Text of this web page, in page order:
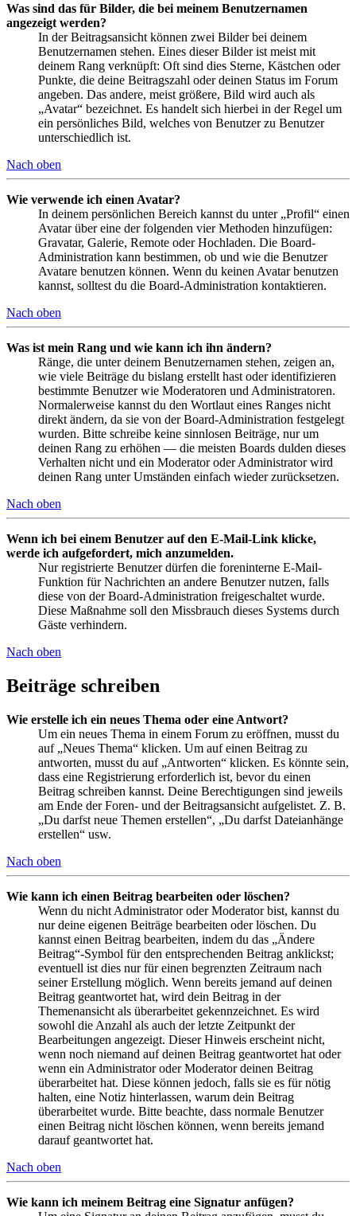
Was sind das für Bilder, die bei meinem Benutzernamen
angezeigt werden?
In der Beitragsansicht können zwei Bilder bei deinem
Benutzernamen stehen. Eines dieser Bilder ist meist mit
deinem Rang verknüpft: Oft sind dies Sterne, Kästchen oder
Punkte, die deine Beitragszahl oder deinen Status im Forum
angeben. Das andere, meist größere, Bild wird auch als
„Avatar“ bezeichnet. Es handelt sich hierbei in der Regel um
ein persönliches Bild, welches von Benutzer zu Benutzer
unterschiedlich ist.
Nach oben
Wie verwende ich einen Avatar?
In deinem persönlichen Bereich kannst du unter „Profil“ einen
Avatar über eine der folgenden vier Methoden hinzufügen:
Gravatar, Galerie, Remote oder Hochladen. Die Board-
Administration kann bestimmen, ob und wie die Benutzer
Avatare benutzen können. Wenn du keinen Avatar benutzen
kannst, solltest du die Board-Administration kontaktieren.
Nach oben
Was ist mein Rang und wie kann ich ihn ändern?
Ränge, die unter deinem Benutzernamen stehen, zeigen an,
wie viele Beiträge du bislang erstellt hast oder identifizieren
bestimmte Benutzer wie Moderatoren und Administratoren.
Normalerweise kannst du den Wortlaut eines Ranges nicht
direkt ändern, da sie von der Board-Administration festgelegt
wurden. Bitte schreibe keine sinnlosen Beiträge, nur um
deinen Rang zu erhöhen — die meisten Boards dulden dieses
Verhalten nicht und ein Moderator oder Administrator wird
deinen Rang unter Umständen einfach wieder zurücksetzen.
Nach oben
Wenn ich bei einem Benutzer auf den E-Mail-Link klicke,
werde ich aufgefordert, mich anzumelden.
Nur registrierte Benutzer dürfen die foreninterne E-Mail-
Funktion für Nachrichten an andere Benutzer nutzen, falls
diese von der Board-Administration freigeschaltet wurde.
Diese Maßnahme soll den Missbrauch dieses Systems durch
Gäste verhindern.
Nach oben
Beiträge schreiben
Wie erstelle ich ein neues Thema oder eine Antwort?
Um ein neues Thema in einem Forum zu eröffnen, musst du
auf „Neues Thema“ klicken. Um auf einen Beitrag zu
antworten, musst du auf „Antworten“ klicken. Es könnte sein,
dass eine Registrierung erforderlich ist, bevor du einen
Beitrag schreiben kannst. Deine Berechtigungen sind jeweils
am Ende der Foren- und der Beitragsansicht aufgelistet. Z. B.
„Du darfst neue Themen erstellen“, „Du darfst Dateianhänge
erstellen“ usw.
Nach oben
Wie kann ich einen Beitrag bearbeiten oder löschen?
Wenn du nicht Administrator oder Moderator bist, kannst du
nur deine eigenen Beiträge bearbeiten oder löschen. Du
kannst einen Beitrag bearbeiten, indem du das „Ändere
Beitrag“-Symbol für den entsprechenden Beitrag anklickst;
eventuell ist dies nur für einen begrenzten Zeitraum nach
seiner Erstellung möglich. Wenn bereits jemand auf deinen
Beitrag geantwortet hat, wird dein Beitrag in der
Themenansicht als überarbeitet gekennzeichnet. Es wird
sowohl die Anzahl als auch der letzte Zeitpunkt der
Bearbeitungen angezeigt. Dieser Hinweis erscheint nicht,
wenn noch niemand auf deinen Beitrag geantwortet hat oder
wenn ein Administrator oder Moderator deinen Beitrag
überarbeitet hat. Diese können jedoch, falls sie es für nötig
halten, eine Notiz hinterlassen, warum dein Beitrag
überarbeitet wurde. Bitte beachte, dass normale Benutzer
einen Beitrag nicht löschen können, wenn bereits jemand
darauf geantwortet hat.
Nach oben
Wie kann ich meinem Beitrag eine Signatur anfügen?